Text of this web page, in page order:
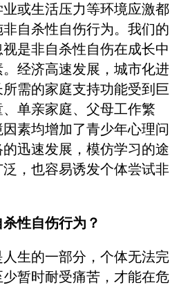
或生活压力等环境应激都
自杀性自伤行为。我们的
是非自杀性自伤在成长中
经济高速发展，城市化进
需的家庭支持功能受到巨
单亲家庭、父母工作繁
素均增加了青少年心理问
迅速发展，模仿学习的途
，也容易诱发个体尝试非
性自伤行为？
生的一部分，个体无法完
暂时耐受痛苦，才能在危